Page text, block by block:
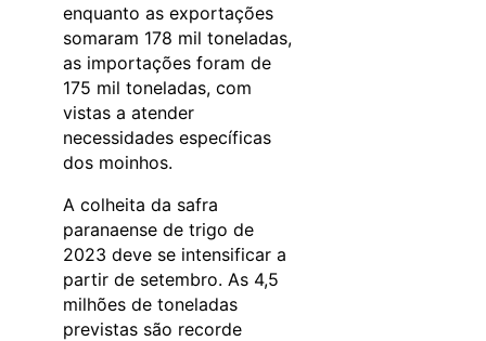
enquanto as exportações
somaram 178 mil toneladas,
as importações foram de
175 mil toneladas, com
vistas a atender
necessidades específicas
dos moinhos.
A colheita da safra
paranaense de trigo de
2023 deve se intensificar a
partir de setembro. As 4,5
milhões de toneladas
previstas são recorde